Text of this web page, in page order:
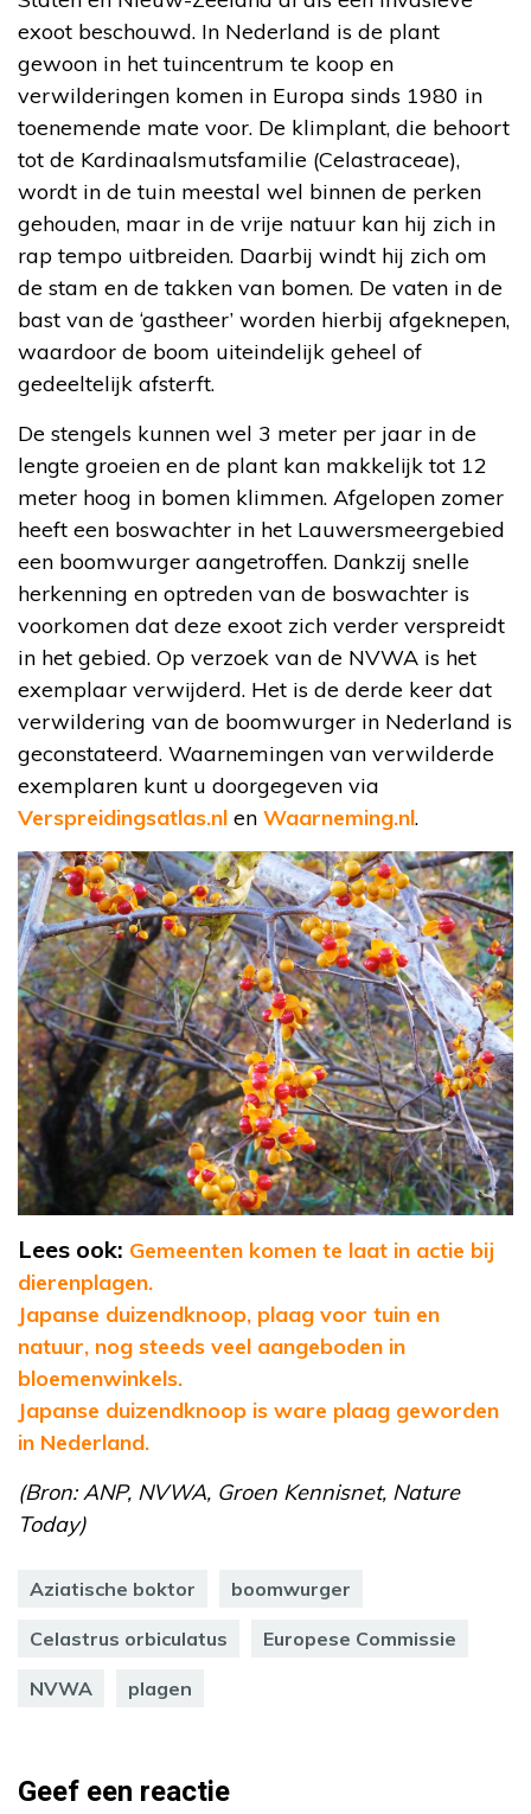
exoot beschouwd. In Nederland is de plant
gewoon in het tuincentrum te koop en
verwilderingen komen in Europa sinds 1980 in
toenemende mate voor. De klimplant, die behoort
tot de Kardinaalsmutsfamilie (Celastraceae),
wordt in de tuin meestal wel binnen de perken
gehouden, maar in de vrije natuur kan hij zich in
rap tempo uitbreiden. Daarbij windt hij zich om
de stam en de takken van bomen. De vaten in de
bast van de ‘gastheer’ worden hierbij afgeknepen,
waardoor de boom uiteindelijk geheel of
gedeeltelijk afsterft.
De stengels kunnen wel 3 meter per jaar in de
lengte groeien en de plant kan makkelijk tot 12
meter hoog in bomen klimmen. Afgelopen zomer
heeft een boswachter in het Lauwersmeergebied
een boomwurger aangetroffen. Dankzij snelle
herkenning en optreden van de boswachter is
voorkomen dat deze exoot zich verder verspreidt
in het gebied. Op verzoek van de NVWA is het
exemplaar verwijderd. Het is de derde keer dat
verwildering van de boomwurger in Nederland is
geconstateerd. Waarnemingen van verwilderde
exemplaren kunt u doorgegeven via
Verspreidingsatlas.nl en Waarneming.nl.
Lees ook: Gemeenten komen te laat in actie bij
dierenplagen.
Japanse duizendknoop, plaag voor tuin en
natuur, nog steeds veel aangeboden in
bloemenwinkels.
Japanse duizendknoop is ware plaag geworden
in Nederland.
(Bron: ANP, NVWA, Groen Kennisnet, Nature
Today)
Aziatische boktor boomwurger
Celastrus orbiculatus Europese Commissie
NVWA plagen
Geef een reactie